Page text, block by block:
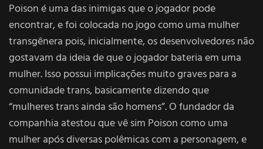
Poison é uma das inimigas que o jogador pode
encontrar, e foi colocada no jogo como uma mulher
transgênera pois, inicialmente, os desenvolvedores não
gostavam da ideia de que o jogador bateria em uma
mulher. Isso possui implicações muito graves para a
comunidade trans, basicamente dizendo que
“mulheres trans ainda são homens”. O fundador da
companhia atestou que vê sim Poison como uma
mulher após diversas polêmicas com a personagem, e